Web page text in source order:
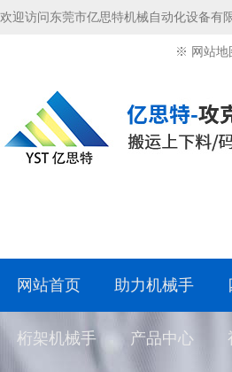
欢迎访问东莞市亿思特机械自动化设备有
※ 网站地
网站首页 助力机械手
桁架机械手 产品中心